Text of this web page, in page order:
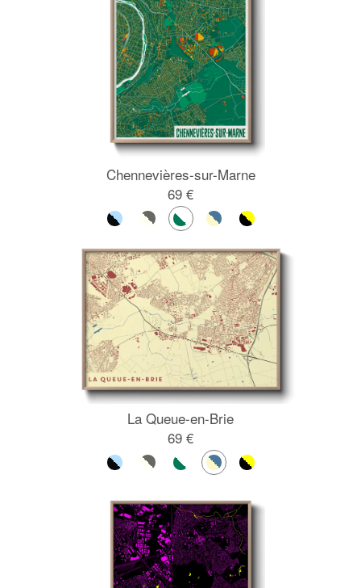
Chennevières-sur-Marne
69 €
La Queue-en-Brie
69 €